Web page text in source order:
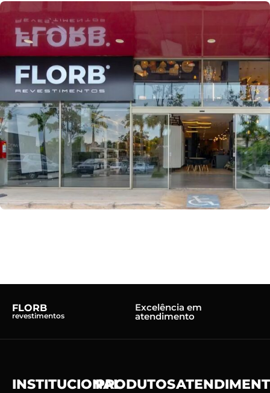
FLORB
revestimentos
Excelência em
atendimento
INSTITUCIONALPRODUTOS